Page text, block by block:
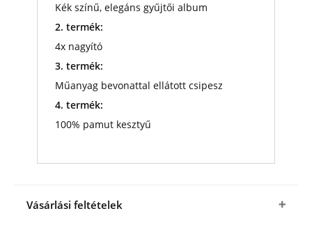
Kék színű, elegáns gyűjtői album
2. termék:
4x nagyító
3. termék:
Műanyag bevonattal ellátott csipesz
4. termék:
100% pamut kesztyű
Vásárlási feltételek